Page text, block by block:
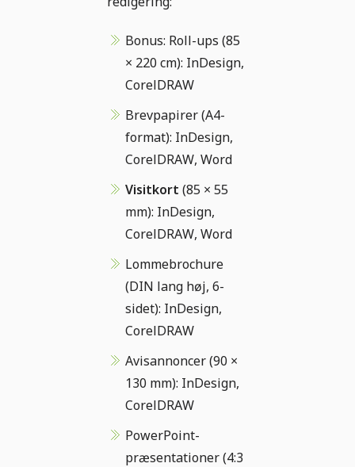
Bonus: Roll-ups (85
× 220 cm): InDesign,
CorelDRAW
Brevpapirer (A4-
format): InDesign,
CorelDRAW, Word
Visitkort (85 × 55
mm): InDesign,
CorelDRAW, Word
Lommebrochure
(DIN lang høj, 6-
sidet): InDesign,
CorelDRAW
Avisannoncer (90 ×
130 mm): InDesign,
CorelDRAW
PowerPoint-
præsentationer (4:3